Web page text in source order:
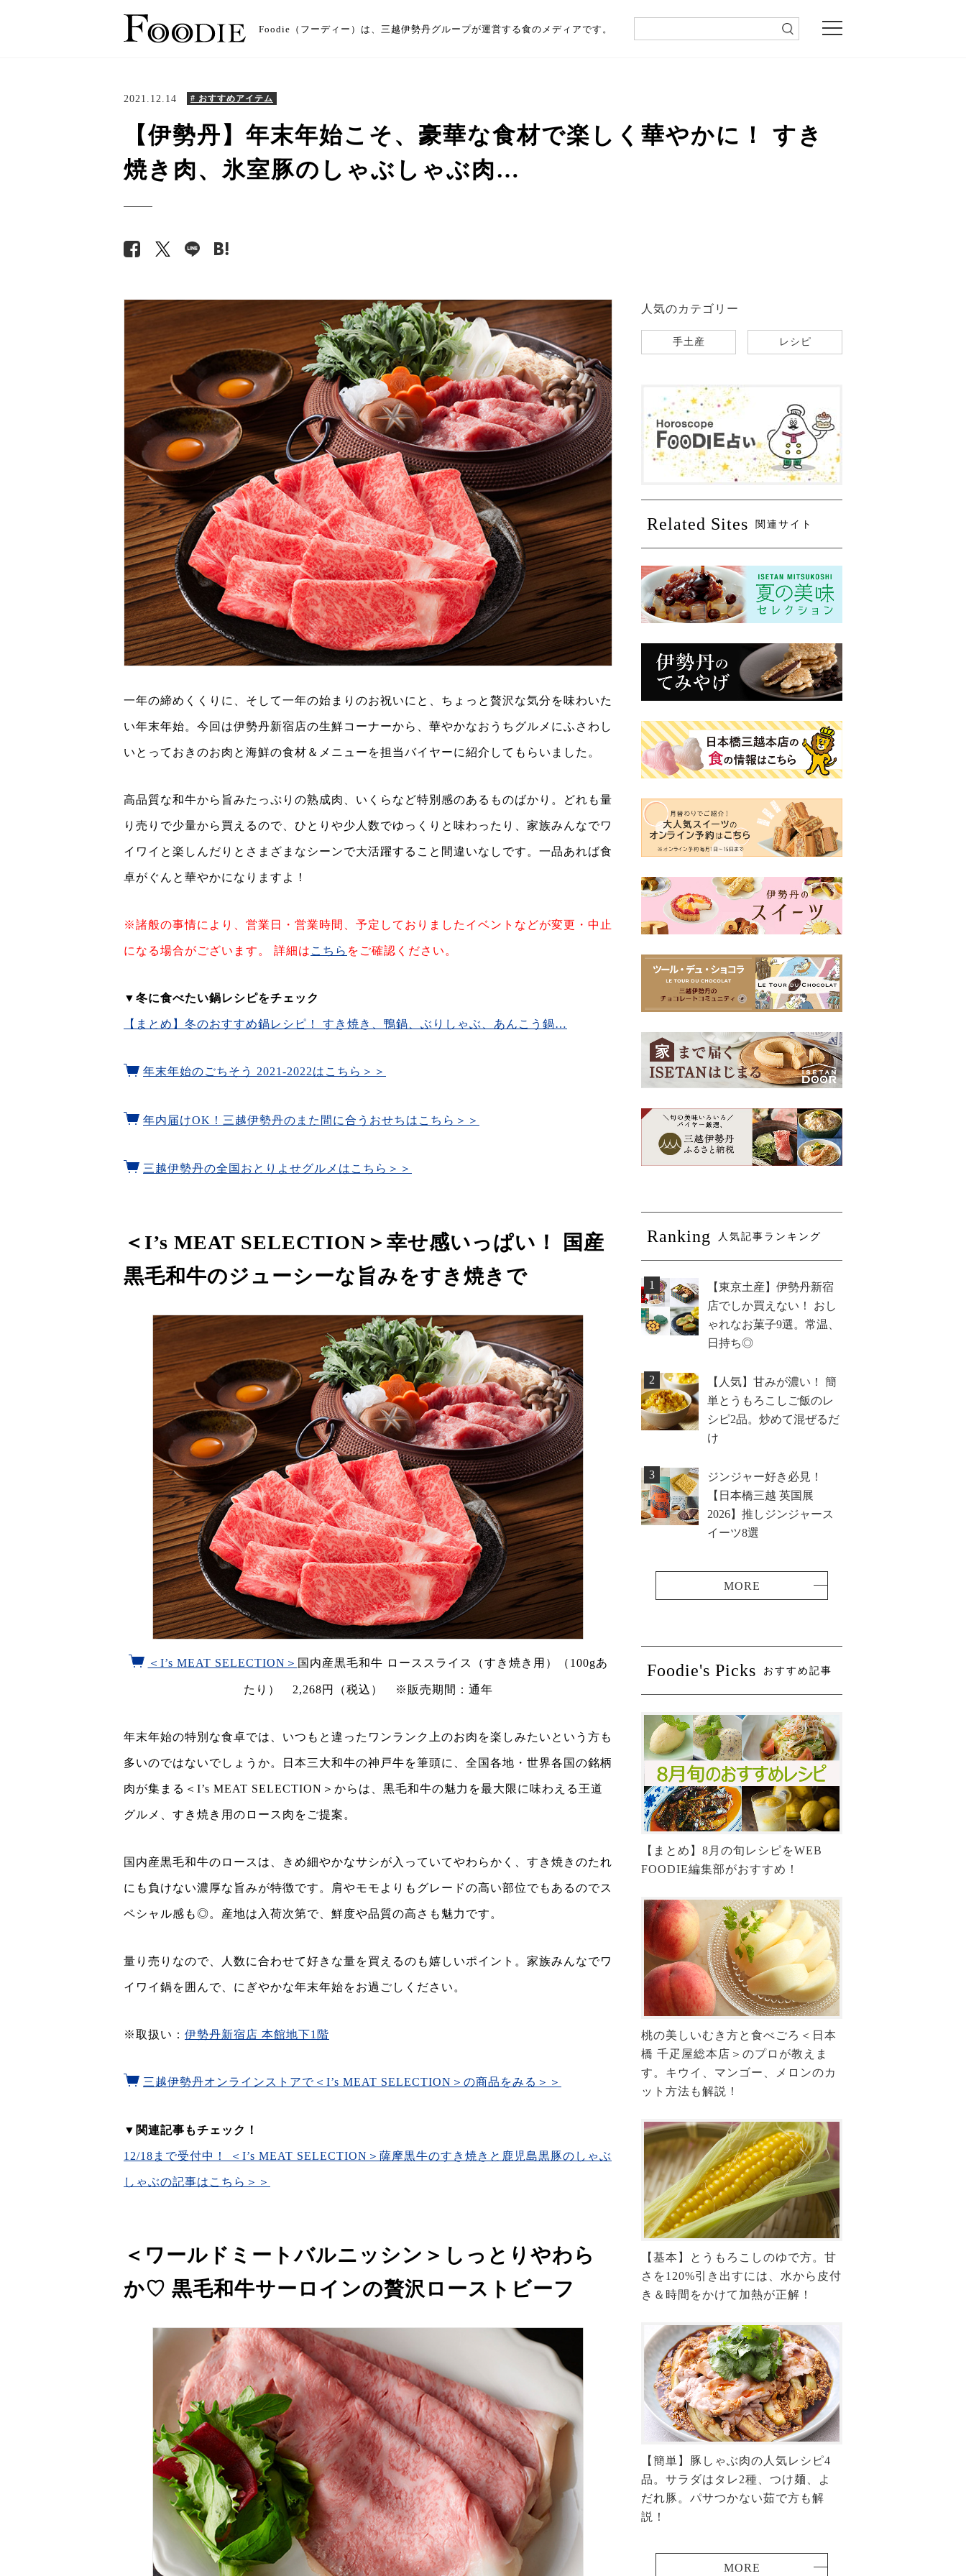
Foodie（フーディー）は、三越伊勢丹グループが運営する食のメディアです。
2021.12.14 # おすすめアイテム
【伊勢丹】年末年始こそ、豪華な食材で楽しく華やかに！ すき
焼き肉、氷室豚のしゃぶしゃぶ肉…
一年の締めくくりに、そして一年の始まりのお祝いにと、ちょっと贅沢な気分を味わいた
い年末年始。今回は伊勢丹新宿店の生鮮コーナーから、華やかなおうちグルメにふさわし
いとっておきのお肉と海鮮の食材＆メニューを担当バイヤーに紹介してもらいました。
高品質な和牛から旨みたっぷりの熟成肉、いくらなど特別感のあるものばかり。どれも量
り売りで少量から買えるので、ひとりや少人数でゆっくりと味わったり、家族みんなでワ
イワイと楽しんだりとさまざまなシーンで大活躍すること間違いなしです。一品あれば食
卓がぐんと華やかになりますよ！
※諸般の事情により、営業日・営業時間、予定しておりましたイベントなどが変更・中止
になる場合がございます。 詳細は こちら をご確認ください。
▼冬に食べたい鍋レシピをチェック
【まとめ】冬のおすすめ鍋レシピ！ すき焼き、鴨鍋、ぶりしゃぶ、あんこう鍋…
年末年始のごちそう 2021-2022はこちら＞＞
年内届けOK！三越伊勢丹のまた間に合うおせちはこちら＞＞
三越伊勢丹の全国おとりよせグルメはこちら＞＞
＜I’s MEAT SELECTION＞幸せ感いっぱい！ 国産
黒毛和牛のジューシーな旨みをすき焼きで
＜I’s MEAT SELECTION＞ 国内産黒毛和牛 ローススライス（すき焼き用）（100gあ
たり） 2,268円（税込） ※販売期間：通年
年末年始の特別な食卓では、いつもと違ったワンランク上のお肉を楽しみたいという方も
多いのではないでしょうか。日本三大和牛の神戸牛を筆頭に、全国各地・世界各国の銘柄
肉が集まる＜I’s MEAT SELECTION＞からは、黒毛和牛の魅力を最大限に味わえる王道
グルメ、すき焼き用のロース肉をご提案。
国内産黒毛和牛のロースは、きめ細やかなサシが入っていてやわらかく、すき焼きのたれ
にも負けない濃厚な旨みが特徴です。肩やモモよりもグレードの高い部位でもあるのでス
ペシャル感も◎。産地は入荷次第で、鮮度や品質の高さも魅力です。
量り売りなので、人数に合わせて好きな量を買えるのも嬉しいポイント。家族みんなでワ
イワイ鍋を囲んで、にぎやかな年末年始をお過ごしください。
※取扱い： 伊勢丹新宿店 本館地下1階
三越伊勢丹オンラインストアで＜I’s MEAT SELECTION＞の商品をみる＞＞
▼関連記事もチェック！
12/18まで受付中！ ＜I’s MEAT SELECTION＞薩摩黒牛のすき焼きと鹿児島黒豚のしゃぶ
しゃぶの記事はこちら＞＞
＜ワールドミートバルニッシン＞しっとりやわら
か♡ 黒毛和牛サーロインの贅沢ローストビーフ
人気のカテゴリー
手土産 レシピ
Related Sites 関連サイト
Ranking 人気記事ランキング
1
【東京土産】伊勢丹新宿
店でしか買えない！ おし
ゃれなお菓子9選。常温、
日持ち◎
2
【人気】甘みが濃い！ 簡
単とうもろこしご飯のレ
シピ2品。炒めて混ぜるだ
け
3
ジンジャー好き必見！
【日本橋三越 英国展
2026】推しジンジャース
イーツ8選
Foodie's Picks おすすめ記事
【まとめ】8月の旬レシピをWEB
FOODIE編集部がおすすめ！
桃の美しいむき方と食べごろ＜日本
橋 千疋屋総本店＞のプロが教えま
す。キウイ、マンゴー、メロンのカ
ット方法も解説！
【基本】とうもろこしのゆで方。甘
さを120%引き出すには、水から皮付
き＆時間をかけて加熱が正解！
【簡単】豚しゃぶ肉の人気レシピ4
品。サラダはタレ2種、つけ麺、よ
だれ豚。パサつかない茹で方も解
説！
MORE